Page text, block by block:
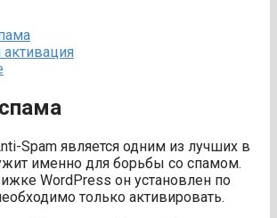
активация
Spam является одним из лучших в
именно для борьбы со спамом.
WordPress он установлен по
только активировать.